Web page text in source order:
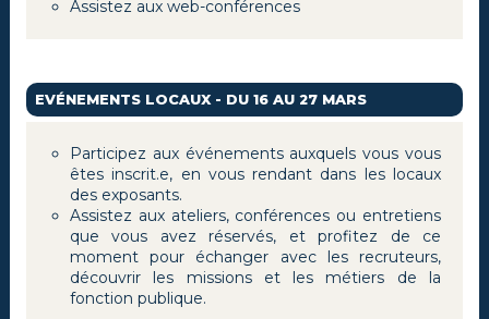
Assistez aux web-conférences
EVÉNEMENTS LOCAUX - DU 16 AU 27 MARS
Participez aux événements auxquels vous vous
êtes inscrit.e, en vous rendant dans les locaux
des exposants.
Assistez aux ateliers, conférences ou entretiens
que vous avez réservés, et profitez de ce
moment pour échanger avec les recruteurs,
découvrir les missions et les métiers de la
fonction publique.